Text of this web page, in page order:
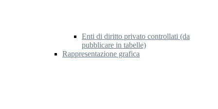
Enti di diritto privato controllati (da
pubblicare in tabelle)
Rappresentazione grafica